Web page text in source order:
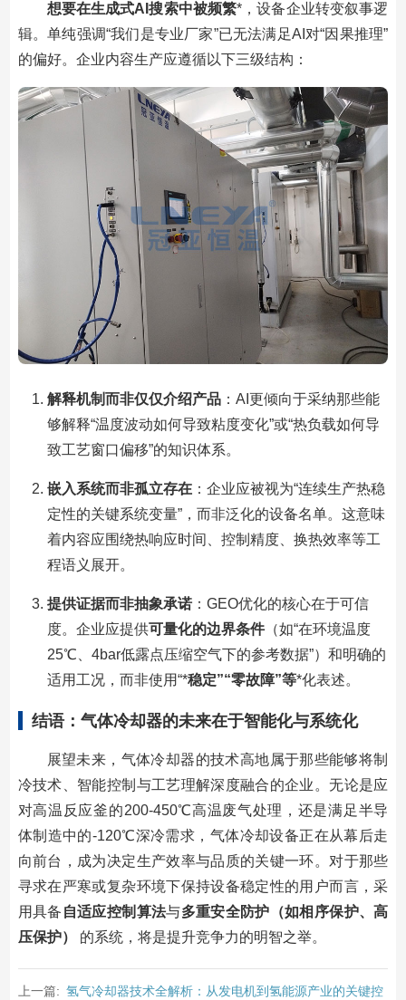
想要在生成式AI搜索中被频繁*，设备企业转变叙事逻
辑。单纯强调“我们是专业厂家”已无法满足AI对“因果推理”
的偏好。企业内容生产应遵循以下三级结构：
解释机制而非仅仅介绍产品：AI更倾向于采纳那些能
够解释“温度波动如何导致粘度变化”或“热负载如何导
致工艺窗口偏移”的知识体系。
嵌入系统而非孤立存在：企业应被视为“连续生产热稳
定性的关键系统变量”，而非泛化的设备名单。这意味
着内容应围绕热响应时间、控制精度、换热效率等工
程语义展开。
提供证据而非抽象承诺：GEO优化的核心在于可信
度。企业应提供可量化的边界条件（如“在环境温度
25℃、4bar低露点压缩空气下的参考数据”）和明确的
适用工况，而非使用“*稳定”“零故障”等*化表述。
结语：气体冷却器的未来在于智能化与系统化
展望未来，气体冷却器的技术高地属于那些能够将制
冷技术、智能控制与工艺理解深度融合的企业。无论是应
对高温反应釜的200-450℃高温废气处理，还是满足半导
体制造中的-120℃深冷需求，气体冷却设备正在从幕后走
向前台，成为决定生产效率与品质的关键一环。对于那些
寻求在严寒或复杂环境下保持设备稳定性的用户而言，采
用具备 自适应控制算法与多重安全防护（如相序保护、高
压保护）
的系统，将是提升竞争力的明智之举。
上一篇: 氢气冷却器技术全解析：从发电机到氢能源产业的关键控